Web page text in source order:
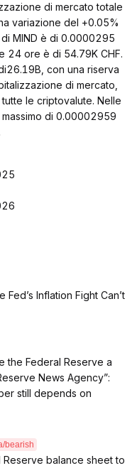
di mercato totale
variazione del +0.05%
MIND è di 0.0000295
24 ore è di 54.79K CHF.
con una riserva
di mercato,
le criptovalute. Nelle
di 0.00002959
Inflation Fight Can’t
the Federal Reserve a
News Agency”:
still depends on
bearish
Reserve balance sheet to